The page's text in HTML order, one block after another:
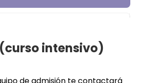
intensivo)
de admisión te contactará